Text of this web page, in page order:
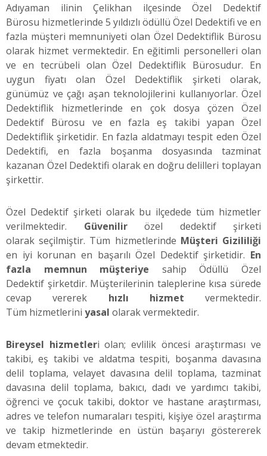
Adıyaman ilinin Çelikhan ilçesinde Özel Dedektif
Bürosu hizmetlerinde 5 yıldızlı ödüllü Özel Dedektifi ve en
fazla müşteri memnuniyeti olan Özel Dedektiflik Bürosu
olarak hizmet vermektedir. En eğitimli personelleri olan
ve en tecrübeli olan Özel Dedektiflik Bürosudur. En
uygun fiyatı olan Özel Dedektiflik şirketi olarak,
günümüz ve çağı aşan teknolojilerini kullanıyorlar. Özel
Dedektiflik hizmetlerinde en çok dosya çözen Özel
Dedektif Bürosu ve en fazla eş takibi yapan Özel
Dedektiflik şirketidir. En fazla aldatmayı tespit eden Özel
Dedektifi, en fazla boşanma dosyasında tazminat
kazanan Özel Dedektifi olarak en doğru delilleri toplayan
şirkettir.
Özel Dedektif şirketi olarak bu ilçedede tüm hizmetler
verilmektedir. Güvenilirözel dedektif şirketi
olarak seçilmiştir. Tüm hizmetlerinde Müşteri Gizililiği
en iyi korunan en başarılı Özel Dedektif şirketidir. En
fazla memnun müşteriye sahip Ödüllü Özel
Dedektif şirketdir. Müşterilerinin taleplerine kısa sürede
cevap vererek hızlı hizmet vermektedir.
Tüm hizmetlerini yasal olarak vermektedir.
Bireysel hizmetleri olan; evlilik öncesi araştırması ve
takibi, eş takibi ve aldatma tespiti, boşanma davasına
delil toplama, velayet davasına delil toplama, tazminat
davasına delil toplama, bakıcı, dadı ve yardımcı takibi,
öğrenci ve çocuk takibi, doktor ve hastane araştırması,
adres ve telefon numaraları tespiti, kişiye özel araştırma
ve takip hizmetlerinde en üstün başarıyı göstererek
devam etmektedir.